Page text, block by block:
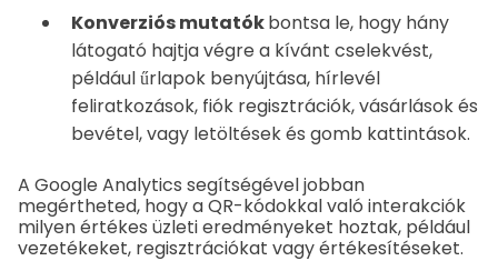
Konverziós mutatókbontsa le, hogy hány
látogató hajtja végre a kívánt cselekvést,
például űrlapok benyújtása, hírlevél
feliratkozások, fiók regisztrációk, vásárlások és
bevétel, vagy letöltések és gomb kattintások.
A Google Analytics segítségével jobban
megértheted, hogy a QR-kódokkal való interakciók
milyen értékes üzleti eredményeket hoztak, például
vezetékeket, regisztrációkat vagy értékesítéseket.